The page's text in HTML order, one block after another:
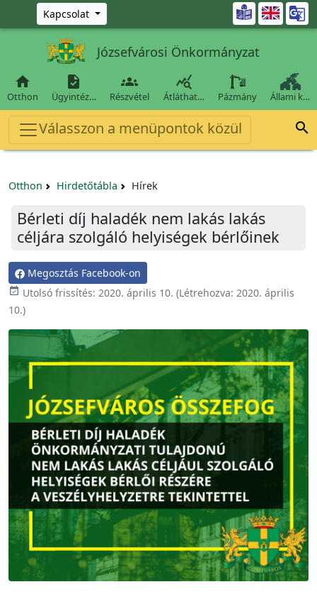
Ugrás a fő tartalomra
Kapcsolat 
Józsefvárosi Önkormányzat

Otthon

Ügyintéz…

Részvétel

Átláthat… Pázmány Állami k…
Válasszon a menüpontok közül 
Otthon Hirdetőtábla Hírek
Bérleti díj haladék nem lakás lakás
céljára szolgáló helyiségek bérlőinek
Megosztás Facebook-on
 Utolsó frissítés: 2020. április 10. (Létrehozva: 2020. április
10.)